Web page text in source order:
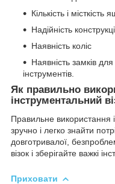
Кількість і місткість
Надійність
Наявність коліс
Наявність замків
інструментів.
Як правильно
інструментальний
Правильне використання
зручно і легко знайти
довготривалої,
візок і зберігайте важкі
Приховати